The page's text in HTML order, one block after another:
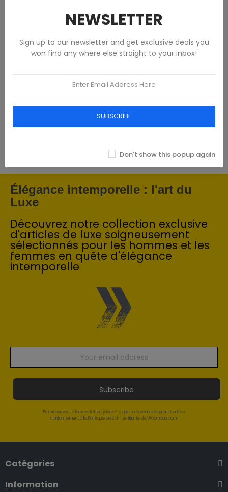
Tommy Hilfiger Chemises - Homme -
Blanches
€93.00
Élégance intemporelle : l'art du
Luxe
Découvrez notre collection exclusive
d'articles de luxe soigneusement
sélectionnés pour les hommes et les
femmes en quête d'élégance
intemporelle
Subscribe
En m'inscrivant à la newsletter, j'accepte que mes données soient traitées
conformément à la Politique de confidentialité de Woomban.com.
Catégories
Information
NEWSLETTER
Sign up to our newsletter and get exclusive deals you
won find any where else straight to your inbox!
SUBSCRIBE
Don't show this popup again